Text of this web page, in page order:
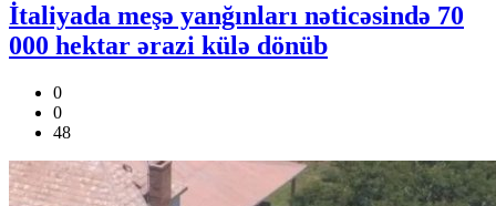
İtaliyada meşə yanğınları nəticəsində 70
000 hektar ərazi külə dönüb
0
0
48